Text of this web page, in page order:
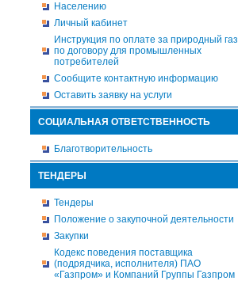
Населению
Личный кабинет
Инструкция по оплате за природный газ
по договору для промышленных
потребителей
Сообщите контактную информацию
Оставить заявку на услуги
СОЦИАЛЬНАЯ ОТВЕТСТВЕННОСТЬ
Благотворительность
ТЕНДЕРЫ
Тендеры
Положение о закупочной деятельности
Закупки
Кодекс поведения поставщика
(подрядчика, исполнителя) ПАО
«Газпром» и Компаний Группы Газпром